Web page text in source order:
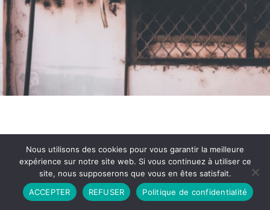
Partenariat Contact
Politique de Confidentialité
CGU
Copyright © 2026 - Propulsé par DIEUDUDIABLE
Nous utilisons des cookies pour vous garantir la meilleure
expérience sur notre site web. Si vous continuez à utiliser ce
site, nous supposerons que vous en êtes satisfait.
ACCEPTER
REFUSER Politique de confidentialité